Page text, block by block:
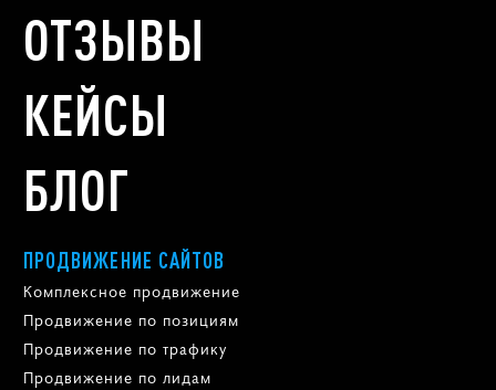
ОТЗЫВЫ
КЕЙСЫ
БЛОГ
ПРОДВИЖЕНИЕ САЙТОВ
Комплексное продвижение
Продвижение по позициям
Продвижение по трафику
Продвижение по лидам